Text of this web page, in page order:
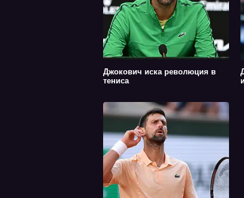
Джокович иска революция в
тениса